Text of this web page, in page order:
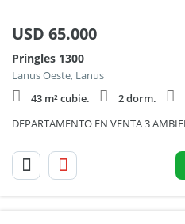
USD 65.000
Pringles 1300
Lanus Oeste, Lanus
43 m² cubie.
2 dorm.